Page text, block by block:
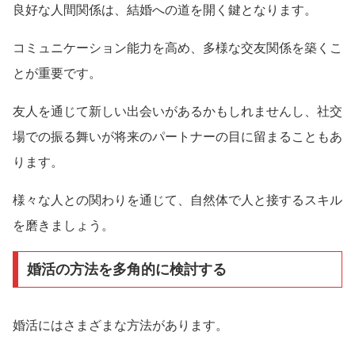
良好な人間関係は、結婚への道を開く鍵となります。
コミュニケーション能力を高め、多様な交友関係を築くこ
とが重要です。
友人を通じて新しい出会いがあるかもしれませんし、社交
場での振る舞いが将来のパートナーの目に留まることもあ
ります。
様々な人との関わりを通じて、自然体で人と接するスキル
を磨きましょう。
婚活の方法を多角的に検討する
婚活にはさまざまな方法があります。